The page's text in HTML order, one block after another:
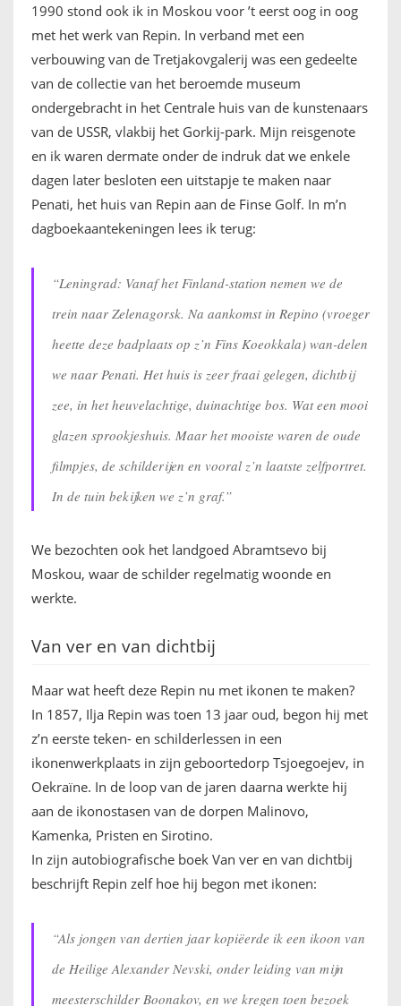
1990 stond ook ik in Moskou voor ’t eerst oog in oog
met het werk van Repin. In verband met een
verbouwing van de Tretjakovgalerij was een gedeelte
van de collectie van het beroemde museum
ondergebracht in het Centrale huis van de kunstenaars
van de USSR, vlakbij het Gorkij-park. Mijn reisgenote
en ik waren dermate onder de indruk dat we enkele
dagen later besloten een uitstapje te maken naar
Penati, het huis van Repin aan de Finse Golf. In m’n
dagboekaantekeningen lees ik terug:
“Leningrad: Vanaf het Finland-station nemen we de
trein naar Zelenagorsk. Na aankomst in Repino (vroeger
heette deze badplaats op z’n Fins Koeokkala) wan-delen
we naar Penati. Het huis is zeer fraai gelegen, dichtbij
zee, in het heuvelachtige, duinachtige bos. Wat een mooi
glazen sprookjeshuis. Maar het mooiste waren de oude
filmpjes, de schilderijen en vooral z’n laatste zelfportret.
In de tuin bekijken we z’n graf.”
We bezochten ook het landgoed Abramtsevo bij
Moskou, waar de schilder regelmatig woonde en
werkte.
Van ver en van dichtbij
Maar wat heeft deze Repin nu met ikonen te maken?
In 1857, Ilja Repin was toen 13 jaar oud, begon hij met
z’n eerste teken- en schilderlessen in een
ikonenwerkplaats in zijn geboortedorp Tsjoegoejev, in
Oekraïne. In de loop van de jaren daarna werkte hij
aan de ikonostasen van de dorpen Malinovo,
Kamenka, Pristen en Sirotino.
In zijn autobiografische boek Van ver en van dichtbij
beschrijft Repin zelf hoe hij begon met ikonen:
“Als jongen van dertien jaar kopiëerde ik een ikoon van
de Heilige Alexander Nevski, onder leiding van mijn
meesterschilder Boonakov, en we kregen toen bezoek